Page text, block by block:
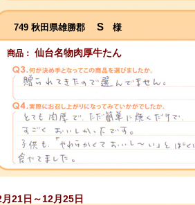
749 秋田県雄勝郡 S 様
商品： 仙台名物肉厚牛たん
21日～12月25日